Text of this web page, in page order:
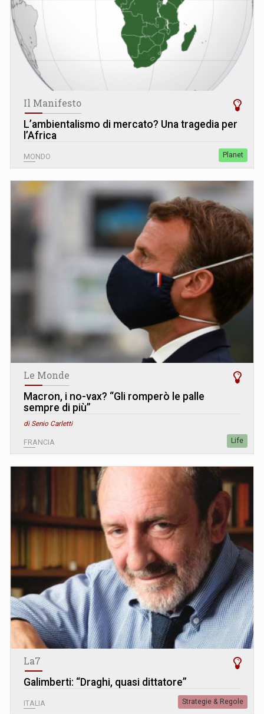
Il Manifesto
L’ambientalismo di mercato? Una tragedia per
l’Africa
MONDO Planet
Le Monde
Macron, i no-vax? “Gli romperò le palle
sempre di più”
di Senio Carletti
FRANCIA Life
La7
Galimberti: “Draghi, quasi dittatore”
ITALIA Strategie & Regole